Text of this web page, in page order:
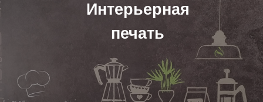
Интерьерная
печать